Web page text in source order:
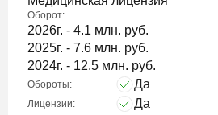
Оборот:
2026г. - 4.1 млн. руб.
2025г. - 7.6 млн. руб.
2024г. - 12.5 млн. руб.
Обороты: Да
Лицензии: Да